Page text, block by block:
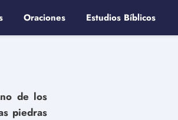
Oraciones Estudios Bíblicos
de los
piedras